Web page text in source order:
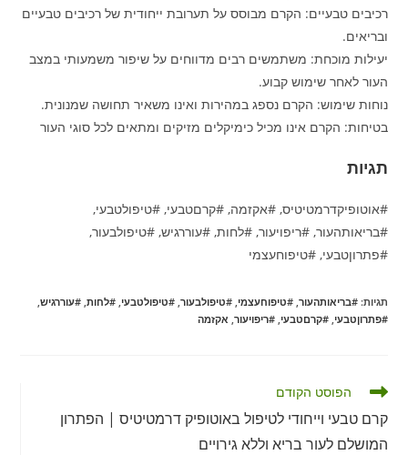
רכיבים טבעיים: הקרם מבוסס על תערובת ייחודית של רכיבים טבעיים
ובריאים.
יעילות מוכחת: משתמשים רבים מדווחים על שיפור משמעותי במצב
העור לאחר שימוש קבוע.
נוחות שימוש: הקרם נספג במהירות ואינו משאיר תחושה שמנונית.
בטיחות: הקרם אינו מכיל כימיקלים מזיקים ומתאים לכל סוגי העור
תגיות
#אוטופיקדרמטיטיס, #אקזמה, #קרםטבעי, #טיפולטבעי,
#בריאותהעור, #ריפויעור, #לחות, #עוררגיש, #טיפולבעור,
#פתרוןטבעי, #טיפוחעצמי
תגיות:#בריאותהעור #טיפוחעצמי #טיפולבעור #טיפולטבעי #לחות #עוררגיש
#פתרוןטבעי #קרםטבעי #ריפויעור אקזמה
לקרוא
נוספים
הפוסט הקודם
קרם טבעי וייחודי לטיפול באוטופיק דרמטיטיס | הפתרון
המושלם לעור בריא וללא גירויים